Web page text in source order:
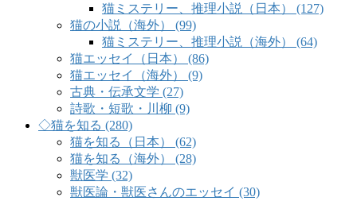
猫ミステリー、推理小説（日本） (127)
猫の小説（海外） (99)
猫ミステリー、推理小説（海外） (64)
猫エッセイ（日本） (86)
猫エッセイ（海外） (9)
古典・伝承文学 (27)
詩歌・短歌・川柳 (9)
◇猫を知る (280)
猫を知る（日本） (62)
猫を知る（海外） (28)
獣医学 (32)
獣医論・獣医さんのエッセイ (30)